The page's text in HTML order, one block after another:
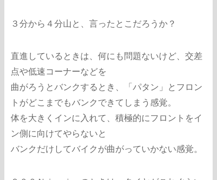
３分から４分山と、言ったとこだろうか？
直進しているときは、何にも問題ないけど、交差
点や低速コーナーなどを
曲がろうとバンクするとき、「パタン」とフロン
トがどこまでもバンクできてしまう感覚。
体を大きくインに入れて、積極的にフロントをイ
ン側に向けてやらないと
バンクだけしてバイクが曲がっていかない感覚。